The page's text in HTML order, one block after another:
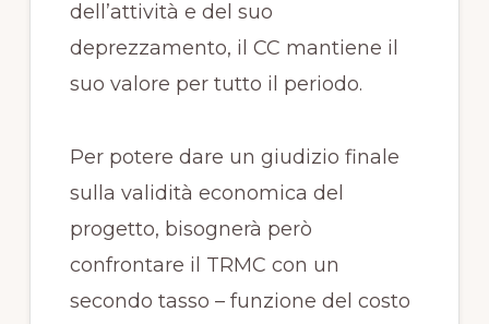
dell’attività e del suo
deprezzamento, il CC mantiene il
suo valore per tutto il periodo.
Per potere dare un giudizio finale
sulla validità economica del
progetto, bisognerà però
confrontare il TRMC con un
secondo tasso – funzione del costo